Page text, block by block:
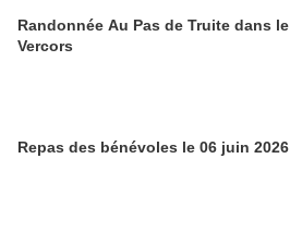
Randonnée Au Pas de Truite dans le
Vercors
Repas des bénévoles le 06 juin 2026